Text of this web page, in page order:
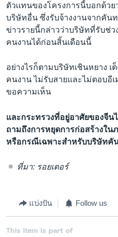
ตัวเเทนของโครงการนี้บอกด้ว
บริษัทอื่น ซึ่งรับจ้างงานจากคัน
ข่าวรายนี้กล่าวว่าบริษัทที่รับช่ว
คนงานได้ก่อนสิ้นเดือนนี้
อย่างไรก็ตามบริษัทเชินหยาง
คนงาน ไม่รับสายและไม่ตอบอีเ
ขอความเห็น
และกระทรวงที่อยู่อาศัยของจีน
ถามถึงการหยุดการก่อสร้างใ
หรือกรณีเฉพาะสำหรับบริษัทคั
ที่มา: รอยเตอร์
แบ่งปัน Follow us
This item is part of